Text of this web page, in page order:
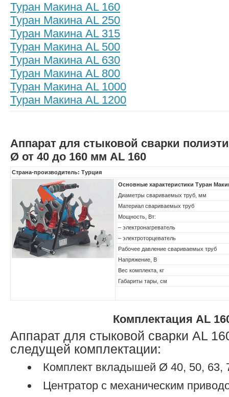
Туран Макина AL 160
Туран Макина AL 250
Туран Макина AL 315
Туран Макина AL 500
Туран Макина AL 630
Туран Макина AL 800
Туран Макина AL 1000
Туран Макина AL 1200
Аппарат для стыковой сварки
Ø от 40 до 160 мм AL 160
Страна-производитель: Турция
Основные характеристики Туран
Диаметры свариваемых труб, мм
Материал свариваемых труб
Мощность, Вт:
– электронагреватель
– электроторцеватель
Рабочее давление свариваемых труб
Напряжение, В
Вес комплекта, кг
Габариты тары, см
Комплектация AL
Аппарат для стыковой сварки AL
следущей комплектации:
Комплект вкладышей Ø 40, 50, 63,
Центратор с механическим